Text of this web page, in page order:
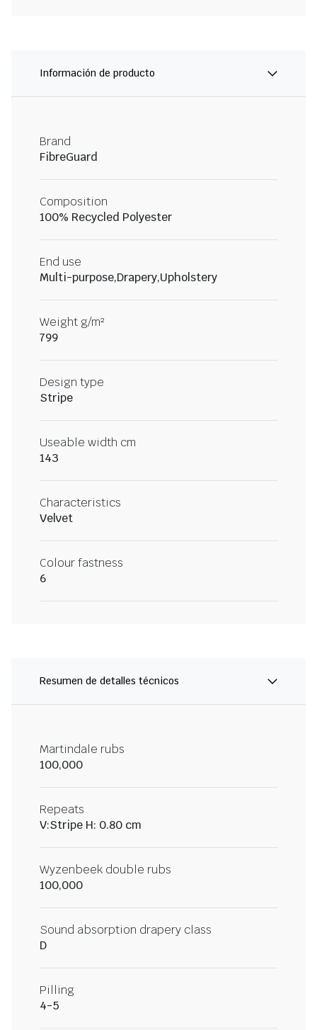
Información de producto
Brand
FibreGuard
Composition
100% Recycled Polyester
End use
Multi-purpose,Drapery,Upholstery
Weight g/m²
799
Design type
Stripe
Useable width cm
143
Characteristics
Velvet
Colour fastness
6
Resumen de detalles técnicos
Martindale rubs
100,000
Repeats
V:Stripe H: 0.80 cm
Wyzenbeek double rubs
100,000
Sound absorption drapery class
D
Pilling
4-5